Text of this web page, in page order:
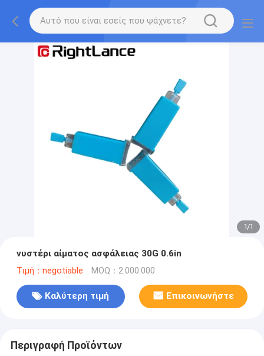
1/1
νυστέρι αίματος ασφάλειας 30G 0.6in
Τιμή：negotiable MOQ：2.000.000
Καλύτερη τιμή Επικοινωνήστε
Περιγραφή Προϊόντων